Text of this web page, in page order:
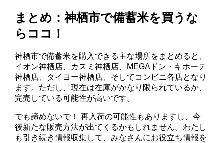
まとめ：神栖市で備蓄米を買うな
らココ！
神栖市で備蓄米を購入できる主な場所をまとめると、
イオン神栖店、カスミ神栖店、MEGAドン・キホーテ
神栖店、タイヨー神栖店、そしてコンビニ各店となり
ます。ただし、現在は在庫がかなり限られているか、
完売している可能性が高いです。
でも諦めないで！ 再入荷の可能性もありますし、今
後新たな販売方法が出てくるかもしれません。わたし
も引き続き情報収集して、みなさんにお役立ち情報を